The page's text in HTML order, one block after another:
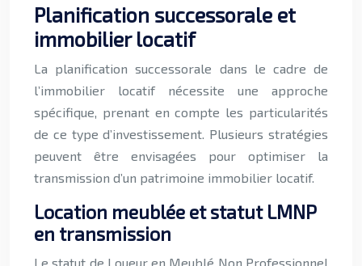
Planification successorale et
immobilier locatif
La planification successorale dans le cadre de
l’immobilier locatif nécessite une approche
spécifique, prenant en compte les particularités
de ce type d’investissement. Plusieurs stratégies
peuvent être envisagées pour optimiser la
transmission d’un patrimoine immobilier locatif.
Location meublée et statut LMNP
en transmission
Le statut de Loueur en Meublé Non Professionnel